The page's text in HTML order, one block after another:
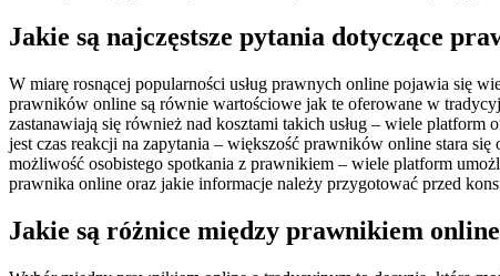
Jakie są najczęstsze pytania dotyczące
W miarę rosnącej popularności usług prawnych online pojawia się
prawników online są równie wartościowe jak te oferowane w
zastanawiają się również nad kosztami takich usług – wiele
jest czas reakcji na zapytania – większość prawników online stara
możliwość osobistego spotkania z prawnikiem – wiele platform
prawnika online oraz jakie informacje należy przygotować przed
Jakie są różnice między prawnikiem